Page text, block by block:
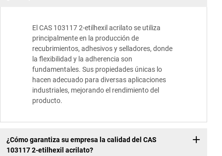
El CAS 103117 2-etilhexil acrilato se utiliza
principalmente en la producción de
recubrimientos, adhesivos y selladores, donde
la flexibilidad y la adherencia son
fundamentales. Sus propiedades únicas lo
hacen adecuado para diversas aplicaciones
industriales, mejorando el rendimiento del
producto.
¿Cómo garantiza su empresa la calidad del CAS
103117 2-etilhexil acrilato?